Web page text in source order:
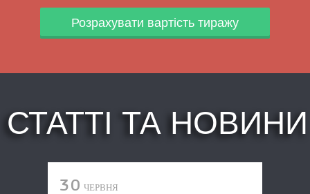
Розрахувати вартість тиражу
СТАТТІ ТА НОВИНИ
30 ЧЕРВНЯ